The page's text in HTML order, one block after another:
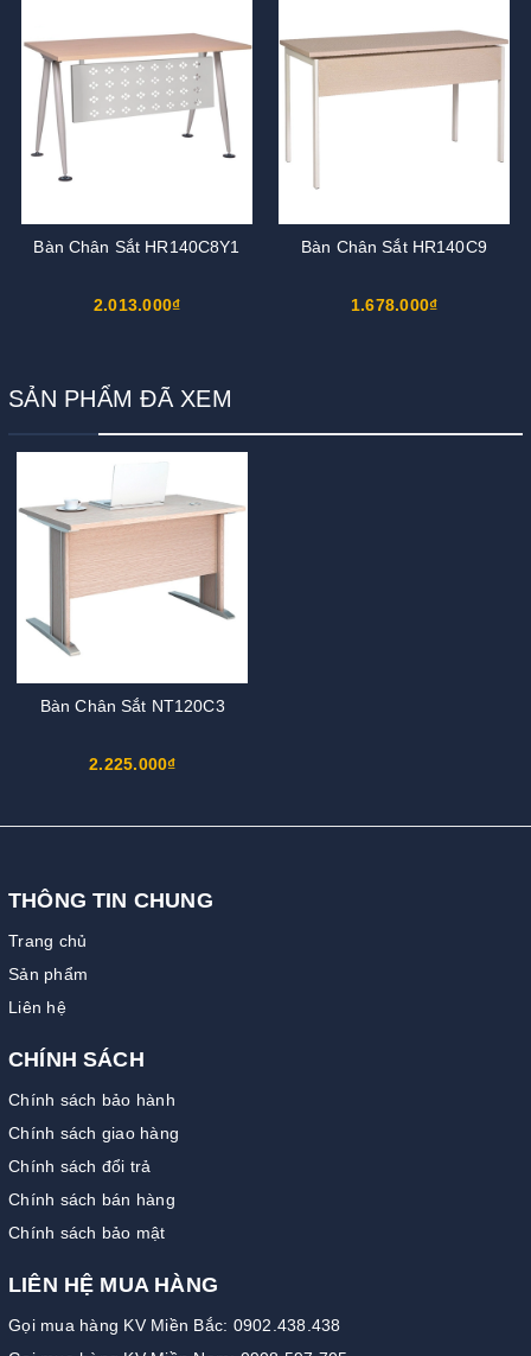
Bàn Chân Sắt HR140C8Y1
2.013.000₫
Bàn Chân Sắt HR140C9
1.678.000₫
SẢN PHẨM ĐÃ XEM
Bàn Chân Sắt NT120C3
2.225.000₫
THÔNG TIN CHUNG
Trang chủ
Sản phẩm
Liên hệ
CHÍNH SÁCH
Chính sách bảo hành
Chính sách giao hàng
Chính sách đổi trả
Chính sách bán hàng
Chính sách bảo mật
LIÊN HỆ MUA HÀNG
Gọi mua hàng KV Miền Bắc: 0902.438.438